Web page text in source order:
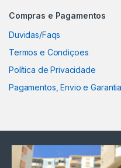
Compras e Pagamentos
Duvidas/Faqs
Termos e Condiçoes
Política de Privacidade
Pagamentos, Envio e Garantia